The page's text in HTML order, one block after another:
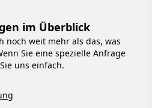
im Überblick
noch weit mehr als das, was
Sie eine spezielle Anfrage
uns einfach.